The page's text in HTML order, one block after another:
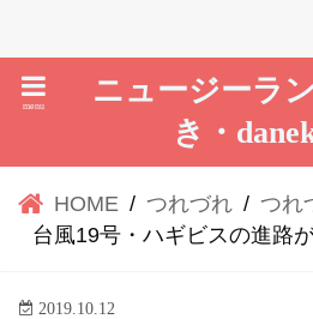
ニュージーラ
き・
menu
HOME つれづれ
つれ
台風19号・ハギビスの進路
2019.10.12